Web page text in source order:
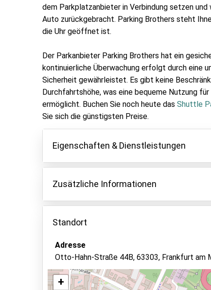
dem Parkplatzanbieter in Verbindung setzen
Auto zurückgebracht. Parking Brothers steht
die Uhr geöffnet ist.
Der Parkanbieter Parking Brothers hat ein
kontinuierliche Überwachung erfolgt durch eine
Sicherheit gewährleistet. Es gibt keine
Durchfahrtshöhe, was eine bequeme Nutzung
ermöglicht. Buchen Sie noch heute das Shuttle
Sie sich die günstigsten Preise.
Eigenschaften & Dienstleistungen
Eigenschaften
Parken innen
Fahrzeugschlüssel behalten
Videoüberwachung
Dienstleistungen
24 Stunden am Tag geöffnet
Zusätzliche Informationen
Ein Nachtzuschlag von 45 € wird erhoben,
ankommen oder abreisen.
Standort
Adresse
Otto-Hahn-Straße 44B, 63303, Frankfurt am
+